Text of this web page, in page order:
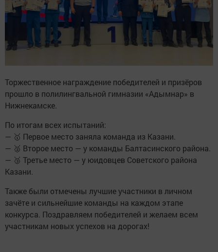
Торжественное награждение победителей и призёров
прошло в полилингвальной гимназии «Адымнар» в
Нижнекамске.
По итогам всех испытаний:
— 🥇 Первое место заняла команда из Казани.
— 🥈 Второе место — у команды Балтасинского района.
— 🥉 Третье место — у юидовцев Советского района
Казани.
Также были отмечены лучшие участники в личном
зачёте и сильнейшие команды на каждом этапе
конкурса. Поздравляем победителей и желаем всем
участникам новых успехов на дорогах!